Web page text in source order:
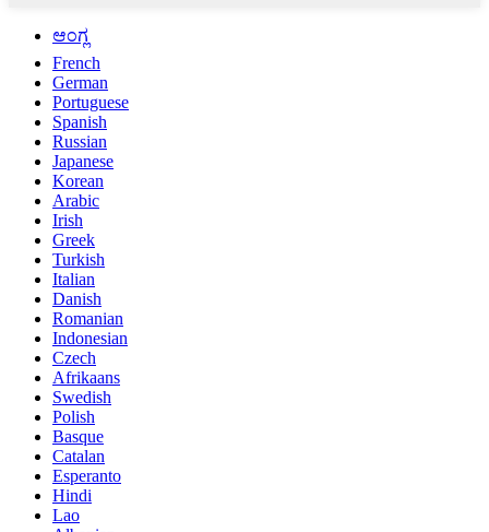
ಆಂಗ್ಲ
French
German
Portuguese
Spanish
Russian
Japanese
Korean
Arabic
Irish
Greek
Turkish
Italian
Danish
Romanian
Indonesian
Czech
Afrikaans
Swedish
Polish
Basque
Catalan
Esperanto
Hindi
Lao